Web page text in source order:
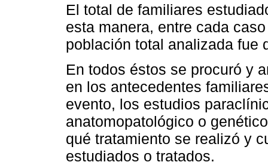
El total de familiares
esta manera, entre cada
población total analizada fue
En todos éstos se procuró y
en los antecedentes
evento, los estudios
anatomopatológico o
qué tratamiento se realizó y
estudiados o tratados.